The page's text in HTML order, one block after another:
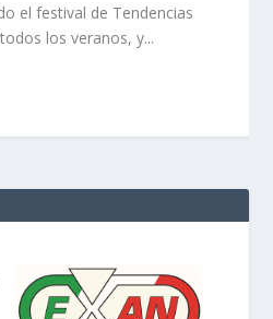
el festival de Tendencias
los veranos, y...